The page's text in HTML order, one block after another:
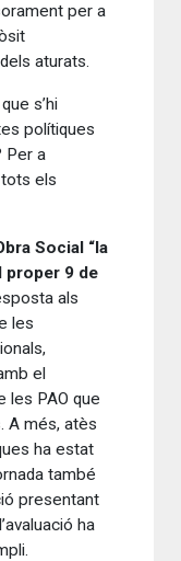
per a
aturats.
s’hi
polítiques
Per a
tots els
Social “la
proper 9 de
als
les
el
les PAO que
A més, atès
ha estat
també
presentant
ha